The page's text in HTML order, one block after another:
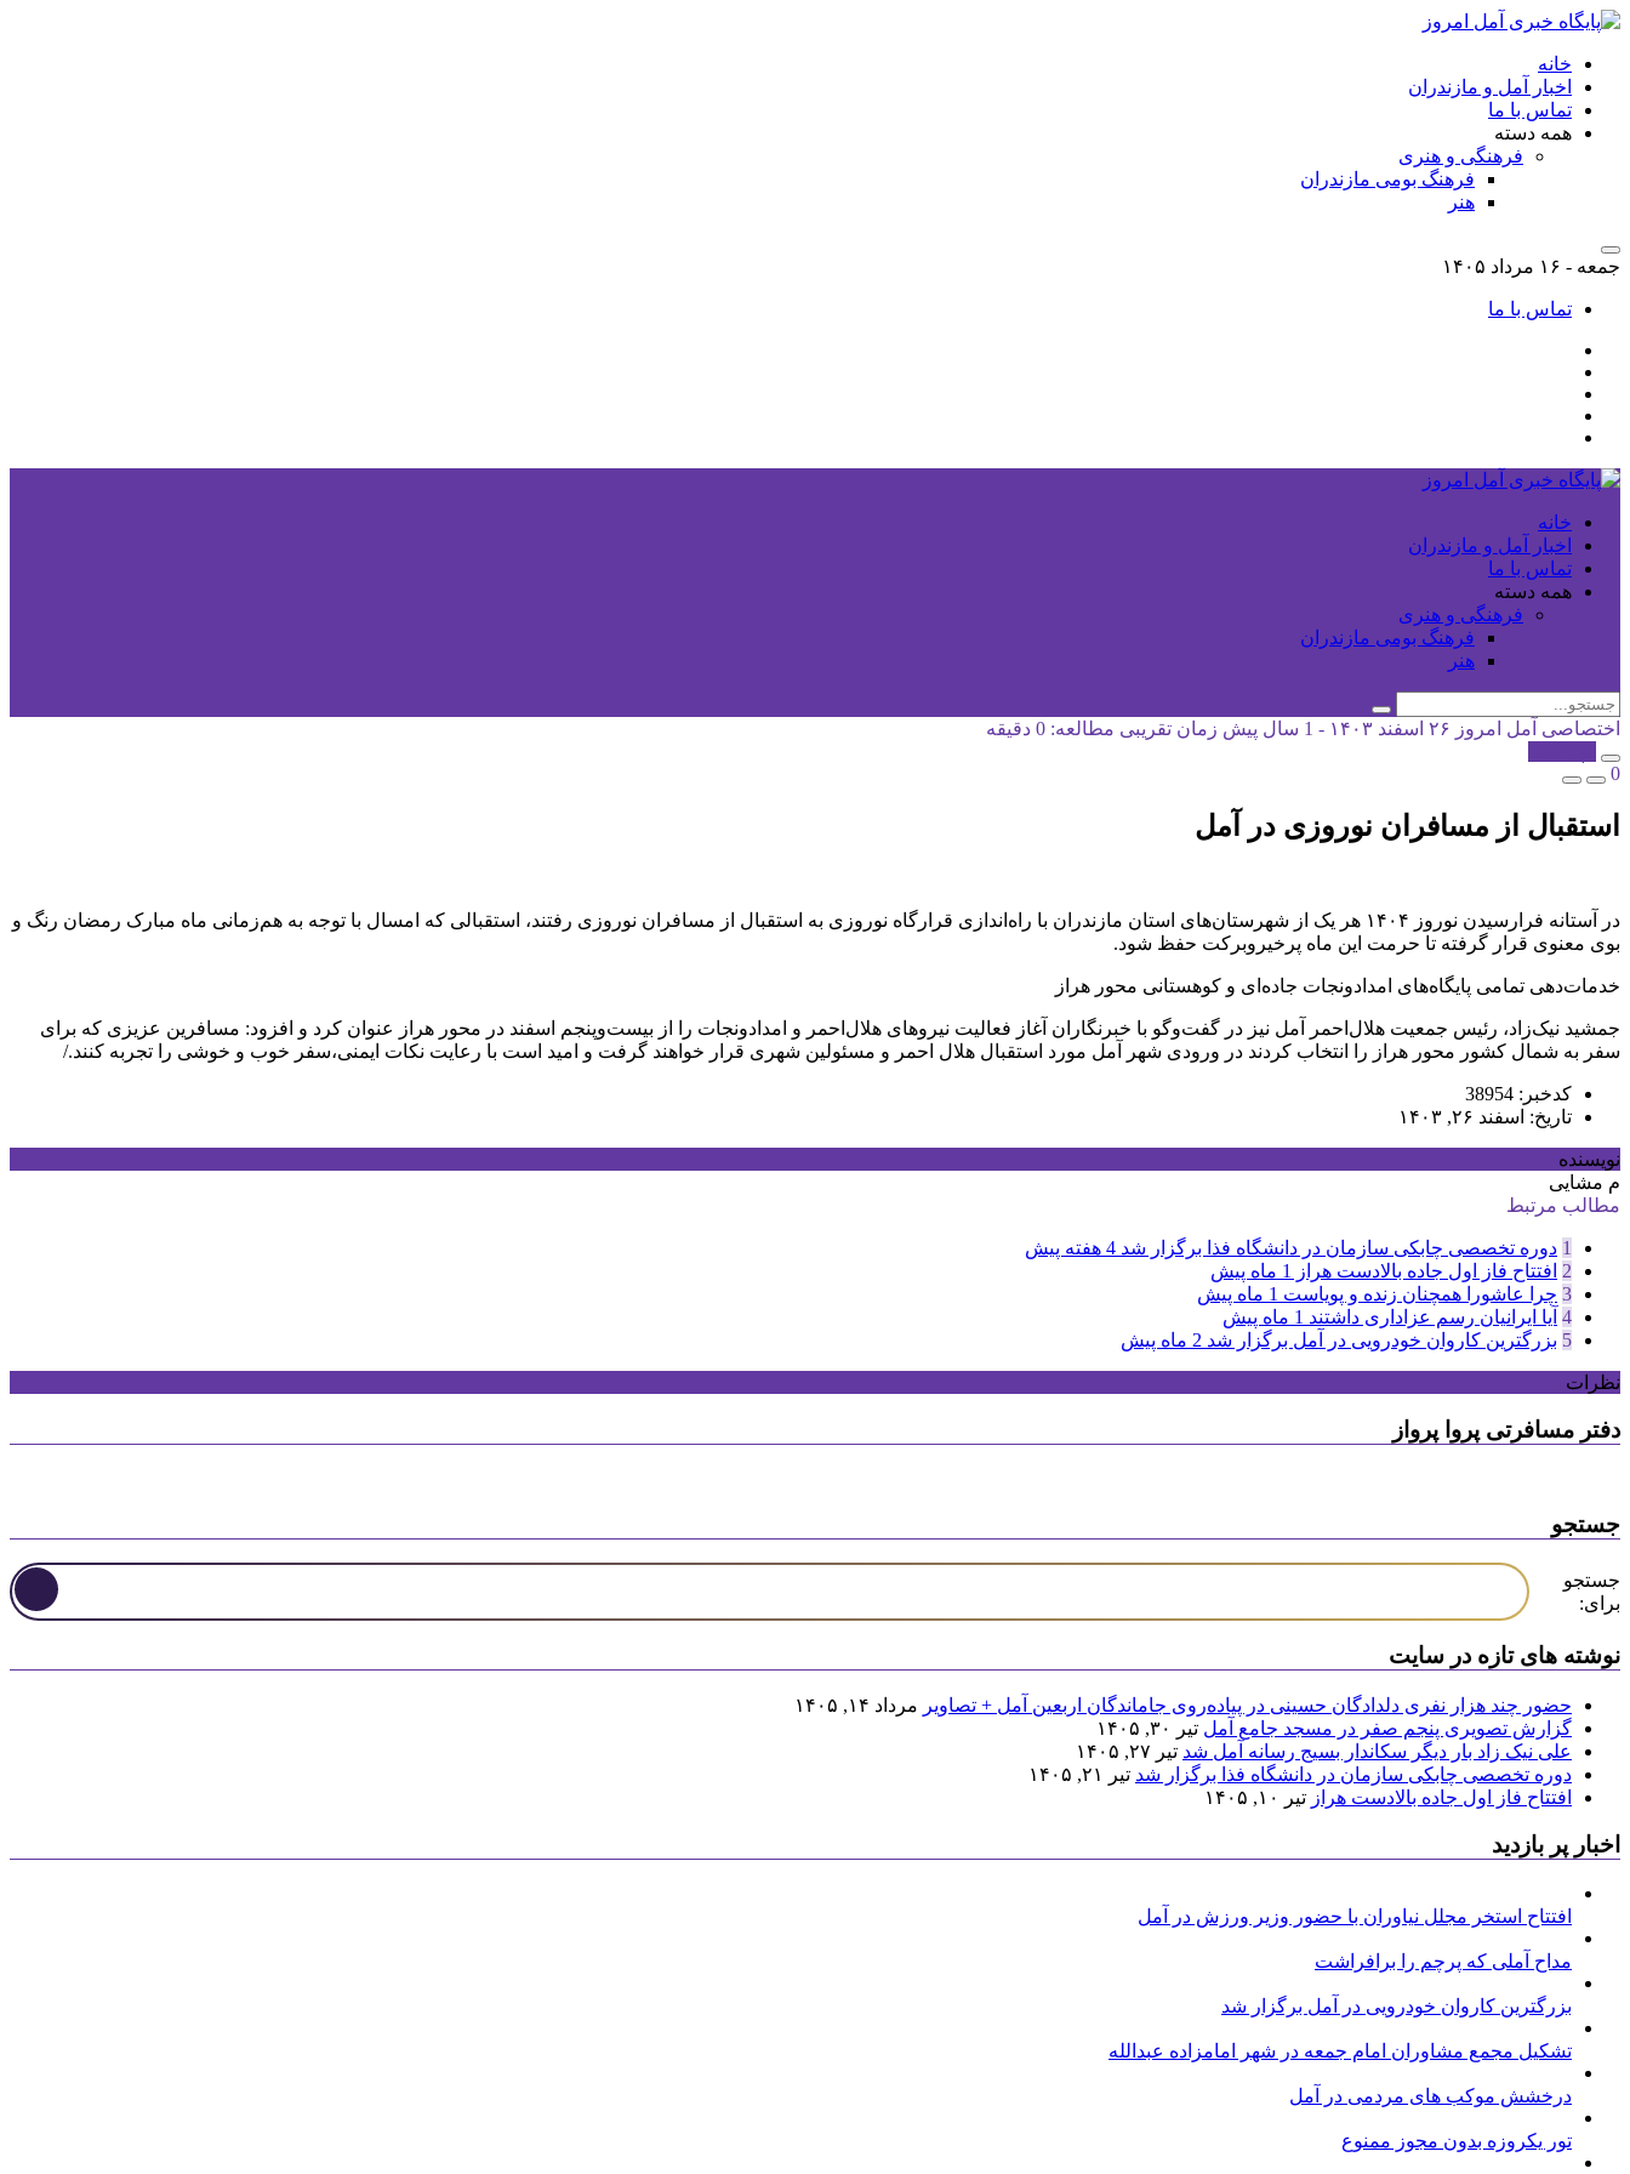
خانه
اخبار آمل و مازندران
تماس با ما
همه دسته
فرهنگی و هنری
فرهنگ بومی مازندران
هنر
جمعه - ۱۶ مرداد ۱۴۰۵
تماس با ما
خانه
اخبار آمل و مازندران
تماس با ما
همه دسته
فرهنگی و هنری
فرهنگ بومی مازندران
هنر
اختصاصی آمل امروز ۲۶ اسفند ۱۴۰۳ - 1 سال پیش
زمان تقریبی مطالعه: 0 دقیقه
0
استقبال از مسافران نوروزی در آمل
در آستانه فرارسیدن نوروز ۱۴۰۴ هر یک از شهرستان‌های استان مازندران با راه‌اندازی قرارگاه نوروزی به استقبال از مسافران نوروزی رفتند، استقبالی که امسال با توجه به هم‌زمانی ماه مبارک رمضان رنگ و
بوی معنوی قرار گرفته تا حرمت این ماه پرخیروبرکت حفظ شود.
خدمات‌دهی تمامی پایگاه‌های امدادونجات جاده‌ای و کوهستانی محور هراز
جمشید نیک‌زاد، رئیس جمعیت هلال‌احمر آمل نیز در گفت‌وگو با خبرنگاران آغاز فعالیت نیروهای هلال‌احمر و امدادونجات را از بیست‌وپنجم اسفند در محور هراز عنوان کرد و افزود: مسافرین عزیزی که برای
سفر به شمال کشور محور هراز را انتخاب کردند در ورودی شهر آمل مورد استقبال هلال احمر و مسئولین شهری قرار خواهند گرفت و امید است با رعایت نکات ایمنی،سفر خوب و خوشی را تجربه کنند./
کدخبر: 38954
تاریخ: اسفند ۲۶, ۱۴۰۳
نویسنده
م مشایی
مطالب مرتبط
1 دوره تخصصی چابکی سازمان در دانشگاه فذا برگزار شد 4 هفته پیش
2 افتتاح فاز اول جاده بالادست هراز
1 ماه پیش
3 چرا عاشورا همچنان زنده و پویاست 1 ماه پیش
4 آیا ایرانیان رسم عزاداری داشتند 1 ماه پیش
5 بزرگترین کاروان خودرویی در آمل برگزار شد 2 ماه پیش
نظرات
دفتر مسافرتی پروا پرواز
جستجو
جستجو
برای:
نوشته های تازه در سایت
حضور چند هزار نفری دلدادگان حسینی در پیاده‌روی جاماندگان اربعین آمل + تصاویر مرداد ۱۴, ۱۴۰۵
گزارش تصویری پنجم صفر در مسجد جامع آمل تیر ۳۰, ۱۴۰۵
علی نیک زاد بار دیگر سکاندار بسیج رسانه آمل شد تیر ۲۷, ۱۴۰۵
دوره تخصصی چابکی سازمان در دانشگاه فذا برگزار شد تیر ۲۱, ۱۴۰۵
افتتاح فاز اول جاده بالادست هراز تیر ۱۰, ۱۴۰۵
اخبار پر بازدید
افتتاح استخر مجلل نیاوران با حضور وزیر ورزش در آمل
مداح آملی که پرچم را برافراشت
بزرگترین کاروان خودرویی در آمل برگزار شد
تشکیل مجمع مشاوران امام جمعه در شهر امامزاده عبدالله
درخشش موکب های مردمی در آمل
تور یکروزه بدون مجوز ممنوع